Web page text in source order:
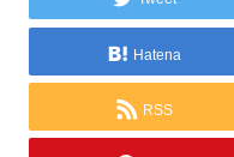
Hatena
RSS